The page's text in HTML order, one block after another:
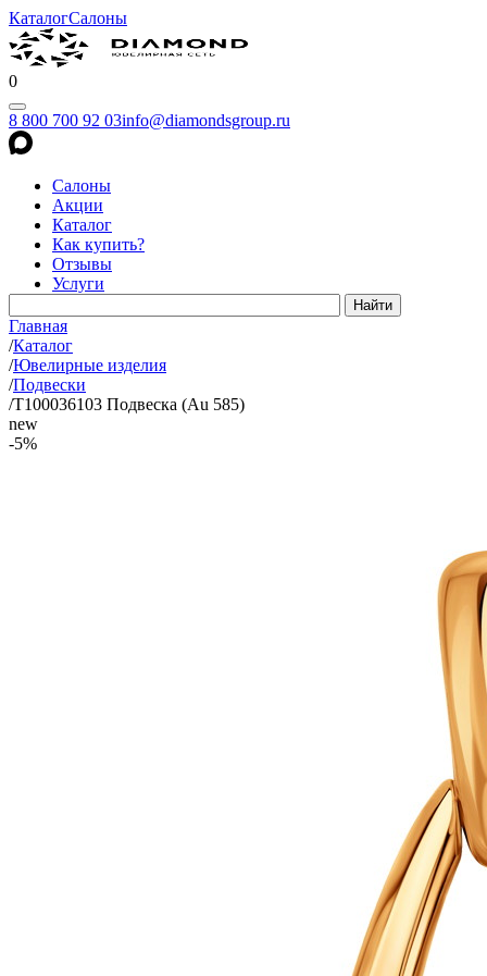
КаталогСалоны
0
8 800 700 92 03info@diamondsgroup.ru
Салоны
Акции
Каталог
Как купить?
Отзывы
Услуги
Главная
/Каталог
/Ювелирные изделия
/Подвески
/Т100036103 Подвеска (Au 585)
new
-5%